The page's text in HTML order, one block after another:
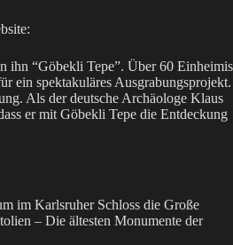
ihn “Göbekli Tepe”. Über 60
ein spektakuläres Ausgrabungsprojekt.
Als der deutsche Archäologe Klaus
er mit Göbekli Tepe die Entdeckung
im Karlsruher Schloss die Große
– Die ältesten Monumente der